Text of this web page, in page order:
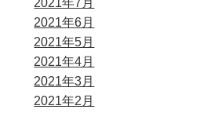
2021年7月
2021年6月
2021年5月
2021年4月
2021年3月
2021年2月